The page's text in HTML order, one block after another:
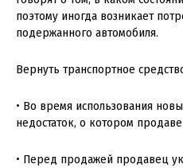
поэтому иногда возникает
подержанного автомобиля.
Вернуть транспортное
• Во время использования
недостаток, о котором
• Перед продажей продавец